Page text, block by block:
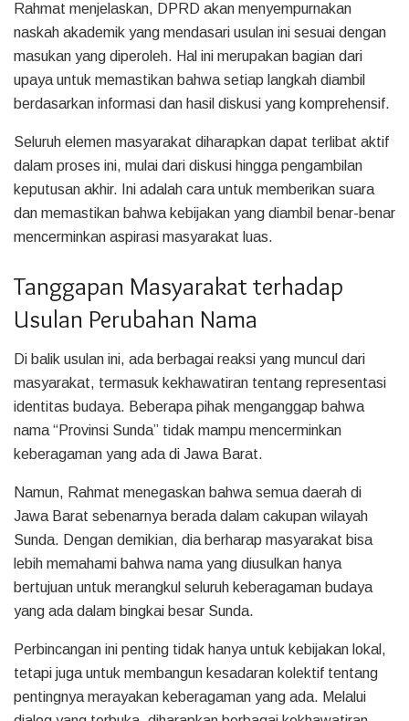
Rahmat menjelaskan, DPRD akan menyempurnakan
naskah akademik yang mendasari usulan ini sesuai dengan
masukan yang diperoleh. Hal ini merupakan bagian dari
upaya untuk memastikan bahwa setiap langkah diambil
berdasarkan informasi dan hasil diskusi yang komprehensif.
Seluruh elemen masyarakat diharapkan dapat terlibat aktif
dalam proses ini, mulai dari diskusi hingga pengambilan
keputusan akhir. Ini adalah cara untuk memberikan suara
dan memastikan bahwa kebijakan yang diambil benar-benar
mencerminkan aspirasi masyarakat luas.
Tanggapan Masyarakat terhadap
Usulan Perubahan Nama
Di balik usulan ini, ada berbagai reaksi yang muncul dari
masyarakat, termasuk kekhawatiran tentang representasi
identitas budaya. Beberapa pihak menganggap bahwa
nama “Provinsi Sunda” tidak mampu mencerminkan
keberagaman yang ada di Jawa Barat.
Namun, Rahmat menegaskan bahwa semua daerah di
Jawa Barat sebenarnya berada dalam cakupan wilayah
Sunda. Dengan demikian, dia berharap masyarakat bisa
lebih memahami bahwa nama yang diusulkan hanya
bertujuan untuk merangkul seluruh keberagaman budaya
yang ada dalam bingkai besar Sunda.
Perbincangan ini penting tidak hanya untuk kebijakan lokal,
tetapi juga untuk membangun kesadaran kolektif tentang
pentingnya merayakan keberagaman yang ada. Melalui